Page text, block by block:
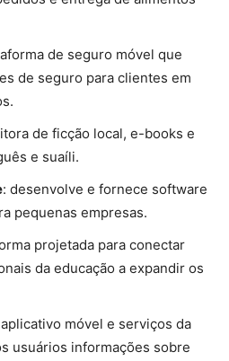
de seguro móvel que
de seguro para clientes em
de ficção local, e-books e
e suaíli.
: desenvolve e fornece software
pequenas empresas.
projetada para conectar
da educação a expandir os
móvel e serviços da
usuários informações sobre